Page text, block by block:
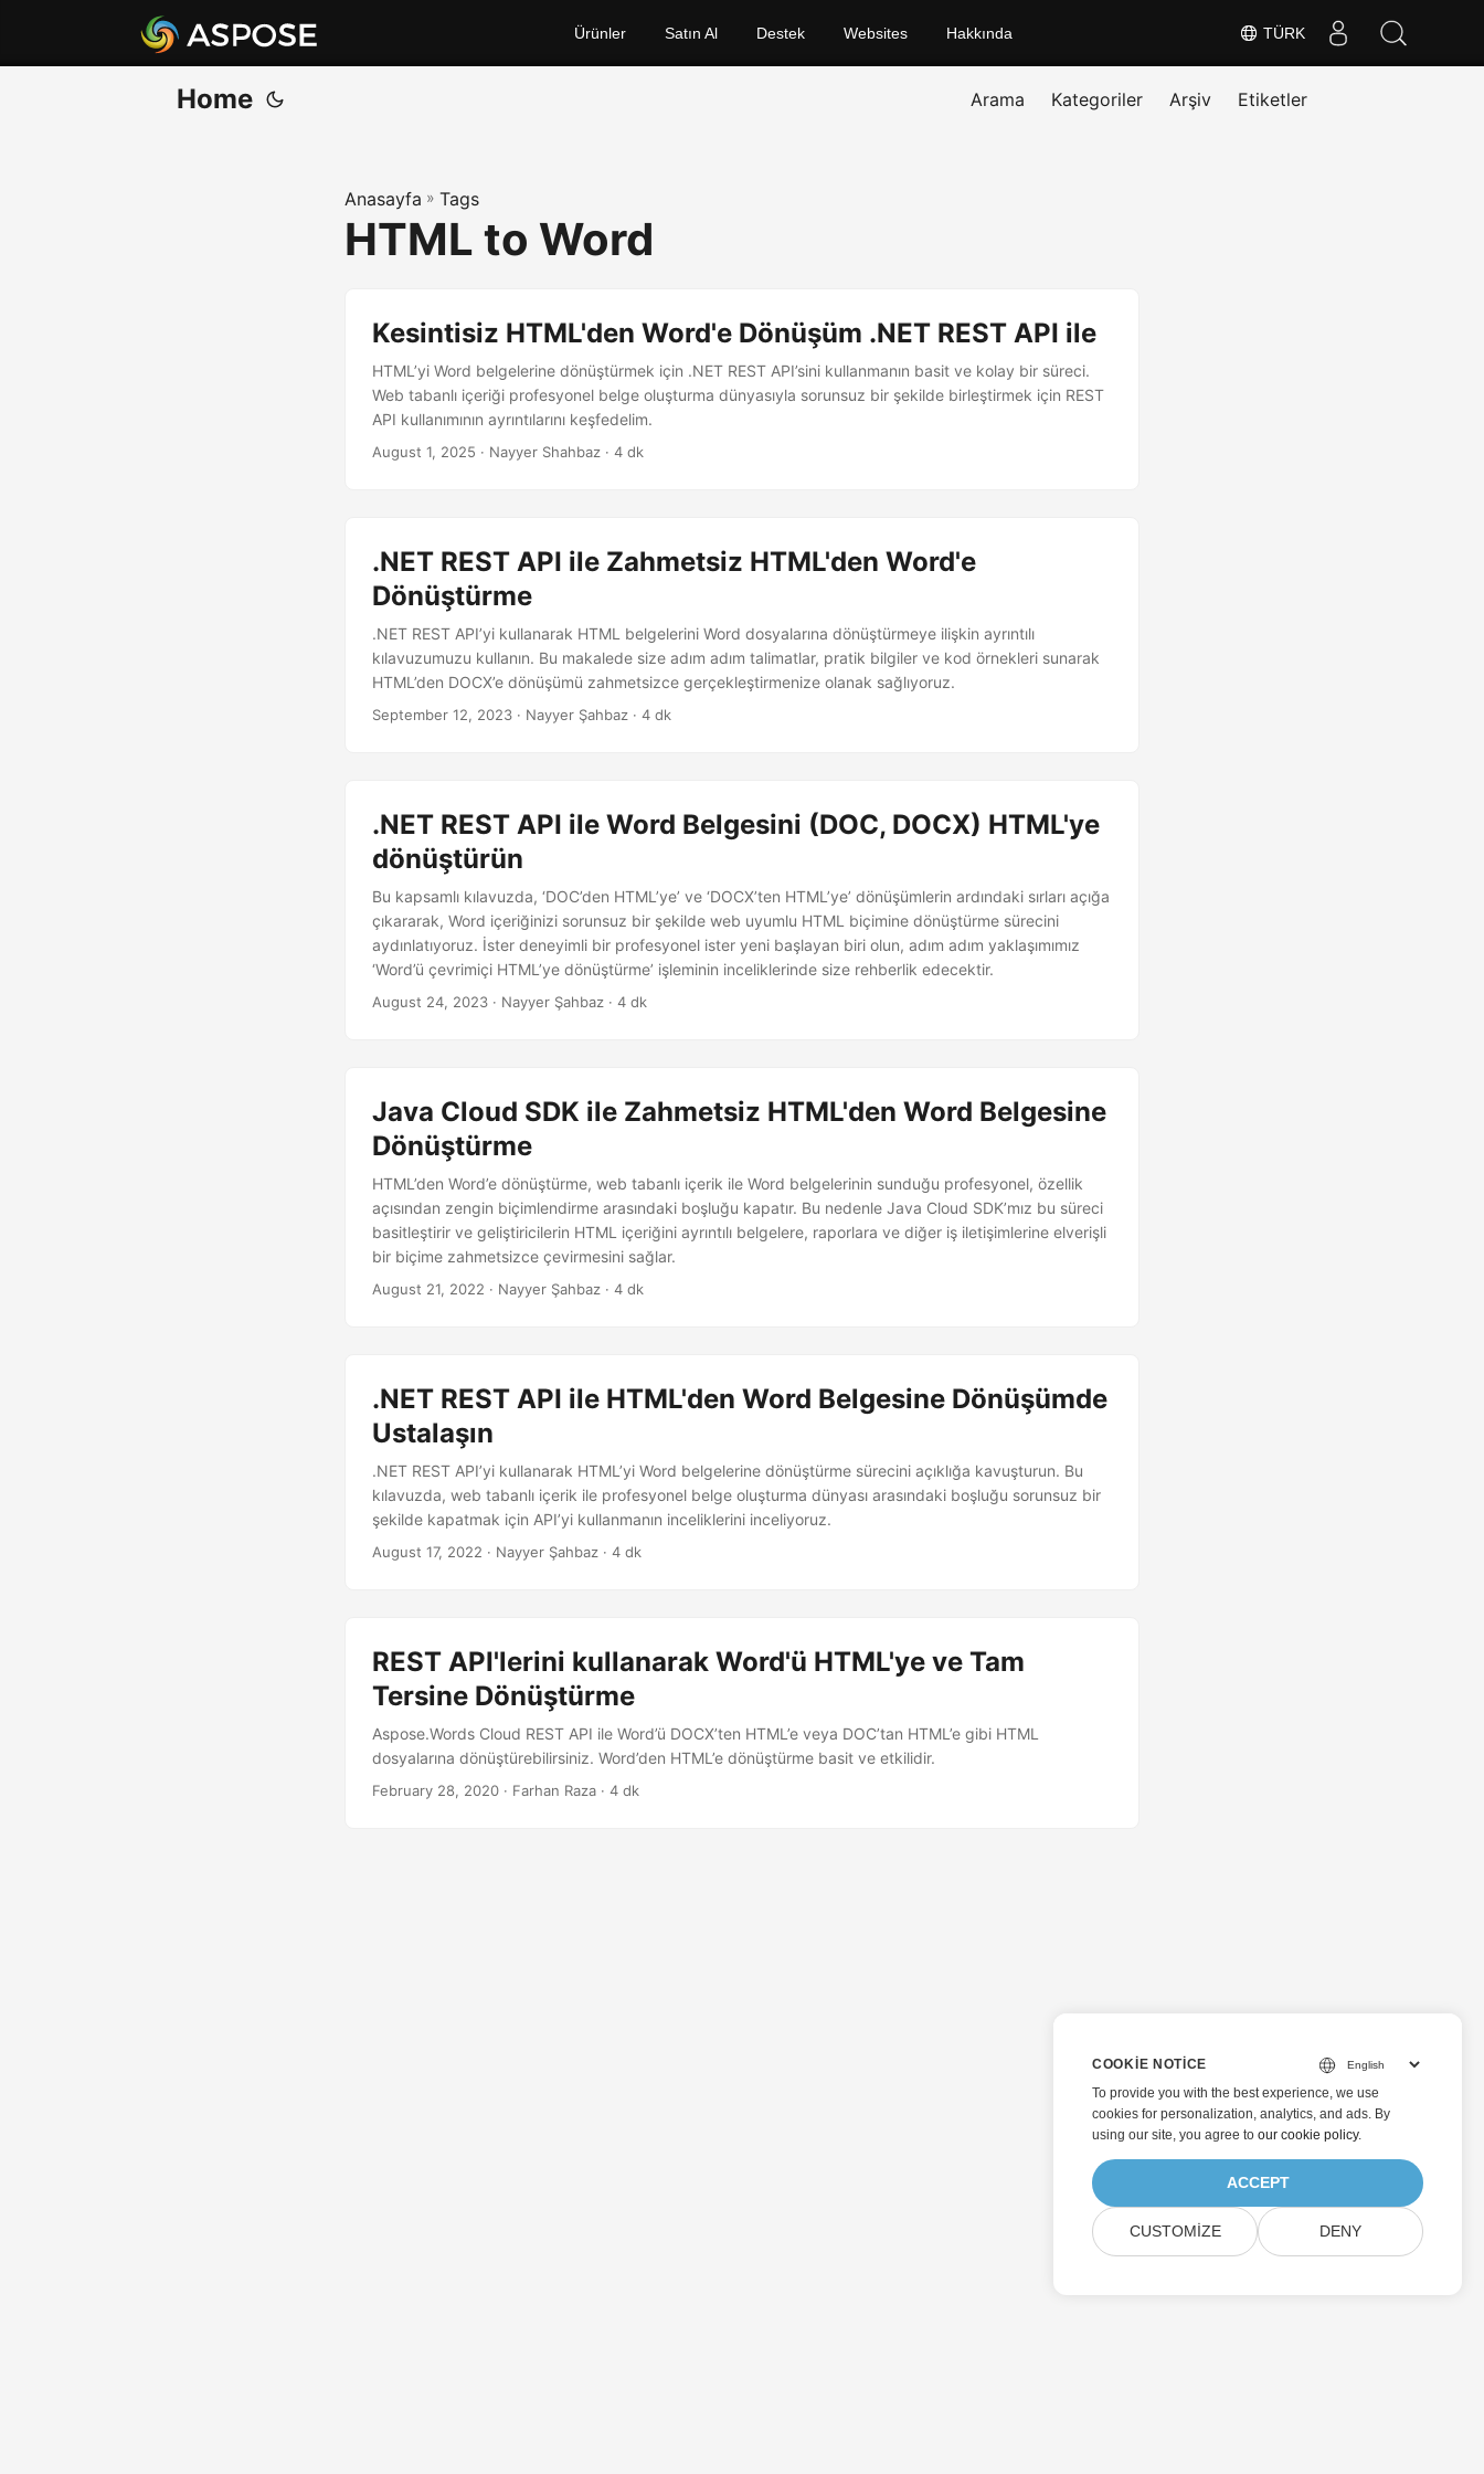
TÜRK
Ürünler Satın Al Destek Websites Hakkında
Home Arama Kategoriler Arşiv Etiketler
Anasayfa » Tags
HTML to Word
Kesintisiz HTML'den Word'e Dönüşüm .NET REST API ile
HTML’yi Word belgelerine dönüştürmek için .NET REST API’sini kullanmanın basit ve kolay bir süreci.
Web tabanlı içeriği profesyonel belge oluşturma dünyasıyla sorunsuz bir şekilde birleştirmek için REST
API kullanımının ayrıntılarını keşfedelim.
August 1, 2025 · Nayyer Shahbaz · 4 dk
.NET REST API ile Zahmetsiz HTML'den Word'e
Dönüştürme
.NET REST API’yi kullanarak HTML belgelerini Word dosyalarına dönüştürmeye ilişkin ayrıntılı
kılavuzumuzu kullanın. Bu makalede size adım adım talimatlar, pratik bilgiler ve kod örnekleri sunarak
HTML’den DOCX’e dönüşümü zahmetsizce gerçekleştirmenize olanak sağlıyoruz.
September 12, 2023 · Nayyer Şahbaz · 4 dk
.NET REST API ile Word Belgesini (DOC, DOCX) HTML'ye
dönüştürün
Bu kapsamlı kılavuzda, ‘DOC’den HTML’ye’ ve ‘DOCX’ten HTML’ye’ dönüşümlerin ardındaki sırları açığa
çıkararak, Word içeriğinizi sorunsuz bir şekilde web uyumlu HTML biçimine dönüştürme sürecini
aydınlatıyoruz. İster deneyimli bir profesyonel ister yeni başlayan biri olun, adım adım yaklaşımımız
‘Word’ü çevrimiçi HTML’ye dönüştürme’ işleminin inceliklerinde size rehberlik edecektir.
August 24, 2023 · Nayyer Şahbaz · 4 dk
Java Cloud SDK ile Zahmetsiz HTML'den Word Belgesine
Dönüştürme
HTML’den Word’e dönüştürme, web tabanlı içerik ile Word belgelerinin sunduğu profesyonel, özellik
açısından zengin biçimlendirme arasındaki boşluğu kapatır. Bu nedenle Java Cloud SDK’mız bu süreci
basitleştirir ve geliştiricilerin HTML içeriğini ayrıntılı belgelere, raporlara ve diğer iş iletişimlerine elverişli
bir biçime zahmetsizce çevirmesini sağlar.
August 21, 2022 · Nayyer Şahbaz · 4 dk
.NET REST API ile HTML'den Word Belgesine Dönüşümde
Ustalaşın
.NET REST API’yi kullanarak HTML’yi Word belgelerine dönüştürme sürecini açıklığa kavuşturun. Bu
kılavuzda, web tabanlı içerik ile profesyonel belge oluşturma dünyası arasındaki boşluğu sorunsuz bir
şekilde kapatmak için API’yi kullanmanın inceliklerini inceliyoruz.
August 17, 2022 · Nayyer Şahbaz · 4 dk
REST API'lerini kullanarak Word'ü HTML'ye ve Tam
Tersine Dönüştürme
Aspose.Words Cloud REST API ile Word’ü DOCX’ten HTML’e veya DOC’tan HTML’e gibi HTML
dosyalarına dönüştürebilirsiniz. Word’den HTML’e dönüştürme basit ve etkilidir.
February 28, 2020 · Farhan Raza · 4 dk
COOKIE NOTICE
To provide you with the best experience, we use
cookies for personalization, analytics, and ads. By
using our site, you agree to our cookie policy.
ACCEPT
CUSTOMIZE DENY